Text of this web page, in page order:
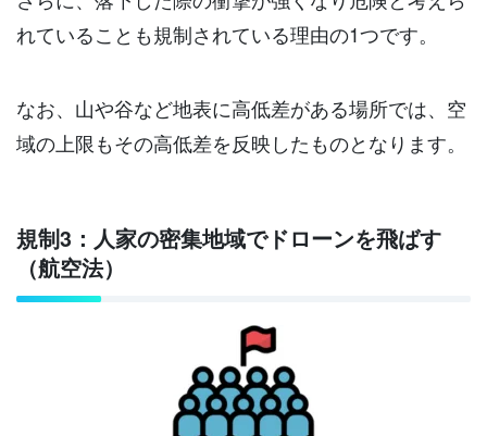
れていることも規制されている理由の1つです。
なお、山や谷など地表に高低差がある場所では、空
域の上限もその高低差を反映したものとなります。
規制3：人家の密集地域でドローンを飛ばす
（航空法）